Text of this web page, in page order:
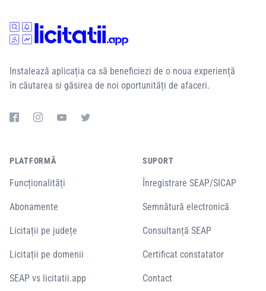
Instalează aplicația ca să beneficiezi de o noua experiență
în căutarea si găsirea de noi oportunități de afaceri.
PLATFORMĂ
Funcționalități
Abonamente
Licitații pe județe
Licitații pe domenii
SEAP vs licitatii.app
SUPORT
Înregistrare SEAP/SICAP
Semnătură electronică
Consultanță SEAP
Certificat constatator
Contact